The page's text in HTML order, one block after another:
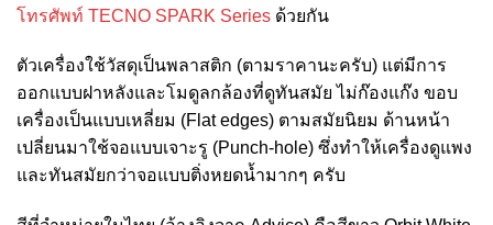
โทรศัพท์ TECNO SPARK Series ด้วยกัน
ตัวเครื่องใช้วัสดุเป็นพลาสติก (ตามราคานะครับ) แต่มีการ
ออกแบบฝาหลังและโมดูลกล้องที่ดูทันสมัย ไม่ก๊องแก๊ง ขอบ
เครื่องเป็นแบบเหลี่ยม (Flat edges) ตามสมัยนิยม ด้านหน้า
เปลี่ยนมาใช้จอแบบเจาะรู (Punch-hole) ซึ่งทำให้เครื่องดูแพง
และทันสมัยกว่าจอแบบติ่งหยดน้ำมากๆ ครับ